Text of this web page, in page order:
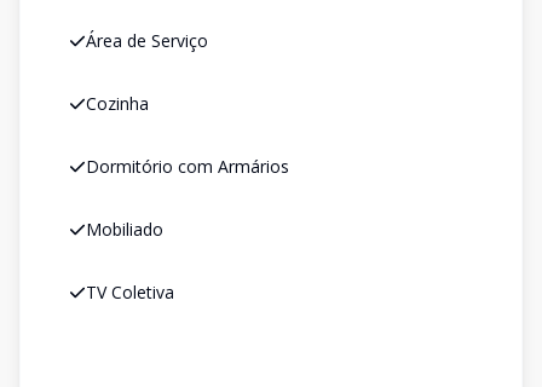
Área de Serviço
Cozinha
Dormitório com Armários
Mobiliado
TV Coletiva